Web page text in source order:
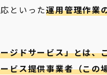
といった運用管理作業
ジドサービス」とは、
ビス提供事業者（こ